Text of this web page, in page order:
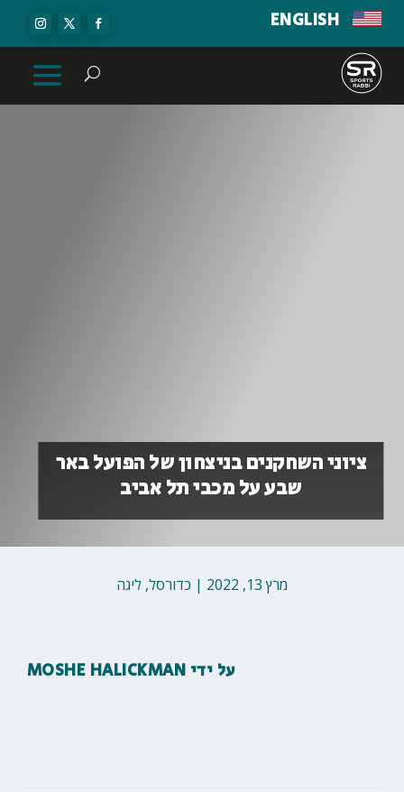
ENGLISH
ציוני השחקנים בניצחון של הפועל באר
שבע על מכבי תל אביב
מרץ 13, 2022 | כדורסל, ליגה
על ידי MOSHE HALICKMAN